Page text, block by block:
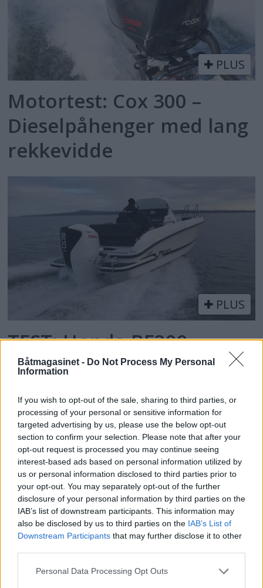
Båtmagasinet - Do Not Process My Personal
Information
If you wish to opt-out of the sale, sharing to third parties, or
processing of your personal or sensitive information for
targeted advertising by us, please use the below opt-out
section to confirm your selection. Please note that after your
opt-out request is processed you may continue seeing
interest-based ads based on personal information utilized by
us or personal information disclosed to third parties prior to
your opt-out. You may separately opt-out of the further
disclosure of your personal information by third parties on the
IAB’s list of downstream participants. This information may
also be disclosed by us to third parties on the IAB’s List of
Downstream Participants that may further disclose it to other
Personal Data Processing Opt Outs
PLUS
Motortest: Cox 300 –
Dieselpåhenger med lang
rekkevidde
PLUS
TEST: Honda BF200 –
Mange finesser
Topp 10: Disse båtene fikk
flest klikk i Testguiden i